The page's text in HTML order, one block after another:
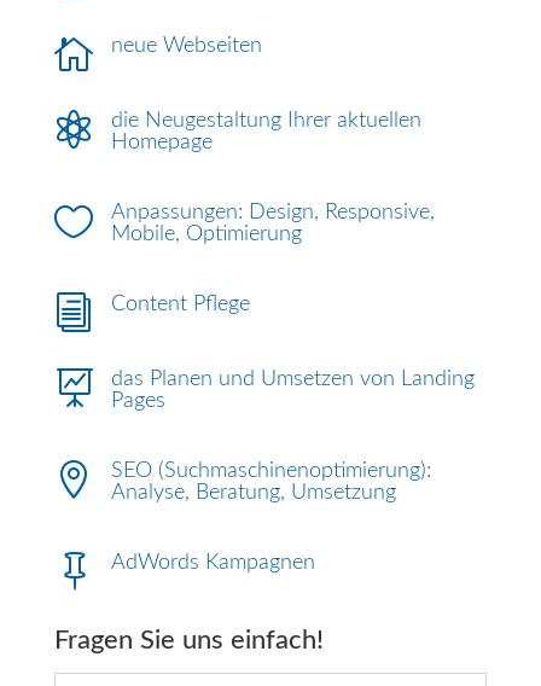
 neue Webseiten

die Neugestaltung Ihrer aktuellen
Homepage

Anpassungen: Design, Responsive,
Mobile, Optimierung
i Content Pflege

das Planen und Umsetzen von Landing
Pages

SEO (Suchmaschinenoptimierung):
Analyse, Beratung, Umsetzung
 AdWords Kampagnen
Fragen Sie uns einfach!